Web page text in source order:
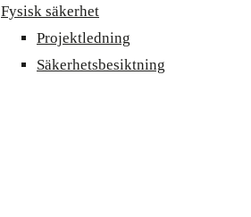
Fysisk säkerhet
Projektledning
Säkerhetsbesiktning